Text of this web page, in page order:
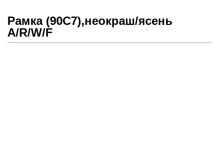
Рамка (90С7),неокраш/ясень
A/R/W/F